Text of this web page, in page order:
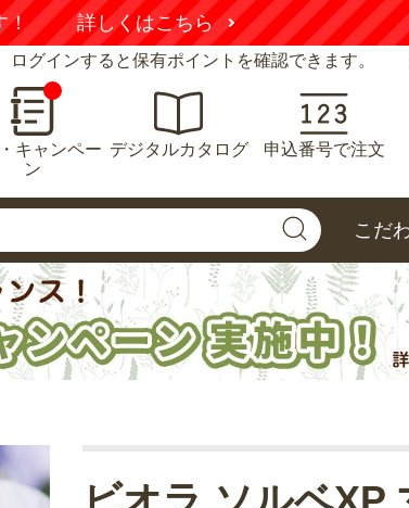
！ 詳しくはこちら
グインすると保有ポイントを確認できます。
キャンペー
ン
デジタルカタログ 申込番号で注文
こだ